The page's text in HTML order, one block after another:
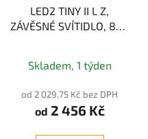
LED2 TINY II L Z,
ZÁVĚSNÉ SVÍTIDLO, 8W,
hodnocení
produktu
je
Skladem, 1 týden
od 2 029,75 Kč bez DPH
od 2 456 Kč